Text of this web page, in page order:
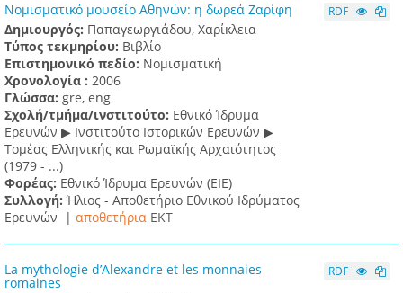
Νομισματικό μουσείο Αθηνών: η δωρεά Ζαρίφη
Δημιουργός: Παπαγεωργιάδου, Χαρίκλεια
Τύπος τεκμηρίου: Βιβλίο
Επιστημονικό πεδίο: Νομισματική
Χρονολογία : 2006
Γλώσσα: gre, eng
Σχολή/τμήμα/ινστιτούτο: Εθνικό Ίδρυμα
Ερευνών ▶ Ινστιτούτο Ιστορικών Ερευνών ▶
Τομέας Ελληνικής και Ρωμαϊκής Αρχαιότητος
(1979 - ...)
Φορέας: Εθνικό Ίδρυμα Ερευνών (ΕΙΕ)
Συλλογή:Ήλιος - Αποθετήριο Εθνικού Ιδρύματος
Ερευνών | αποθετήρια EKT
RDF
La mythologie d’Alexandre et les monnaies
romaines
RDF